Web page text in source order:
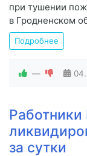
при тушении
в Гродненском
Подробнее
—
за сутки